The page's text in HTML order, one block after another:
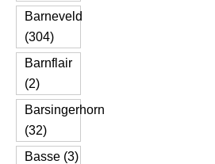
Barneveld
(304)
Barnflair
(2)
Barsingerhorn
(32)
Basse (3)